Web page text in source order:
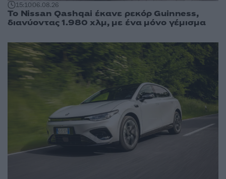
15:1006.08.26
Το Nissan Qashqai έκανε ρεκόρ Guinness,
διανύοντας 1.980 χλμ, με ένα μόνο γέμισμα